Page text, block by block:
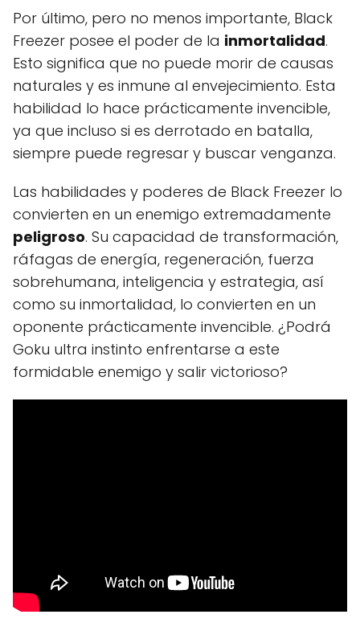
Por último, pero no menos importante, Black
Freezer posee el poder de la inmortalidad.
Esto significa que no puede morir de causas
naturales y es inmune al envejecimiento. Esta
habilidad lo hace prácticamente invencible,
ya que incluso si es derrotado en batalla,
siempre puede regresar y buscar venganza.
Las habilidades y poderes de Black Freezer lo
convierten en un enemigo extremadamente
peligroso. Su capacidad de transformación,
ráfagas de energía, regeneración, fuerza
sobrehumana, inteligencia y estrategia, así
como su inmortalidad, lo convierten en un
oponente prácticamente invencible. ¿Podrá
Goku ultra instinto enfrentarse a este
formidable enemigo y salir victorioso?